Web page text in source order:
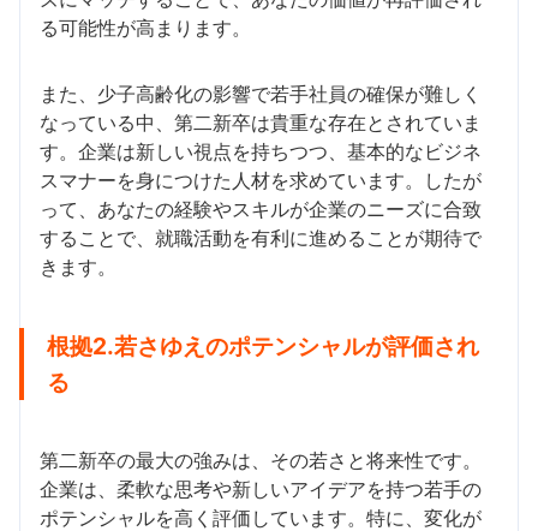
る可能性が高まります。
また、少子高齢化の影響で若手社員の確保が難しく
なっている中、第二新卒は貴重な存在とされていま
す。企業は新しい視点を持ちつつ、基本的なビジネ
スマナーを身につけた人材を求めています。したが
って、あなたの経験やスキルが企業のニーズに合致
することで、就職活動を有利に進めることが期待で
きます。
根拠2.若さゆえのポテンシャルが評価され
る
第二新卒の最大の強みは、その若さと将来性です。
企業は、柔軟な思考や新しいアイデアを持つ若手の
ポテンシャルを高く評価しています。特に、変化が